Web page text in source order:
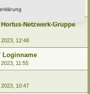
hinterlegen
08:03
Netzwerk-Gruppe
12:48
Loginname
11:55
10:47